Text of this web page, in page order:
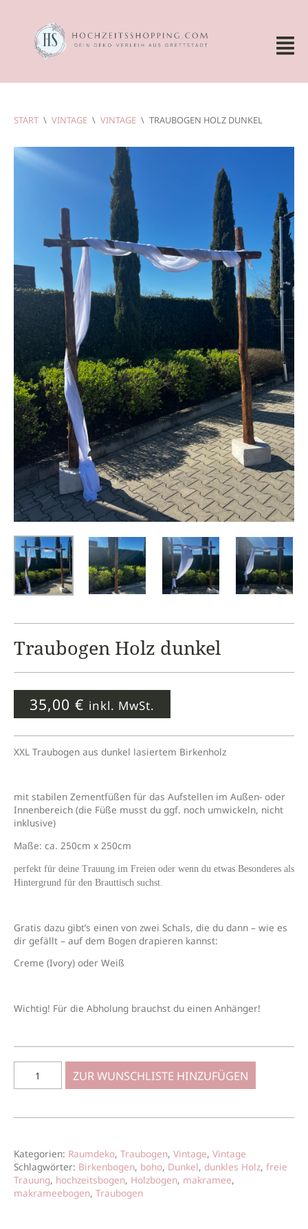
START \ VINTAGE \ VINTAGE \ TRAUBOGEN HOLZ DUNKEL
Traubogen Holz dunkel
35,00 € inkl. MwSt.
XXL Traubogen aus dunkel lasiertem Birkenholz
mit stabilen Zementfüßen für das Aufstellen im Außen- oder
Innenbereich (die Füße musst du ggf. noch umwickeln, nicht
inklusive)
Maße: ca. 250cm x 250cm
perfekt für deine Trauung im Freien oder wenn du etwas Besonderes als
Hintergrund für den Brauttisch suchst.
Gratis dazu gibt’s einen von zwei Schals, die du dann – wie es
dir gefällt – auf dem Bogen drapieren kannst:
Creme (Ivory) oder Weiß
Wichtig! Für die Abholung brauchst du einen Anhänger!
ZUR WUNSCHLISTE HINZUFÜGEN
Kategorien: Raumdeko, Traubogen, Vintage, Vintage
Schlagwörter: Birkenbogen, boho, Dunkel, dunkles Holz, freie
Trauung, hochzeitsbogen, Holzbogen, makramee,
makrameebogen, Traubogen